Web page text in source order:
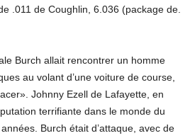
.011 de Coughlin, 6.036 (package de.
Burch allait rencontrer un homme
au volant d’une voiture de course,
Johnny Ezell de Lafayette, en
terrifiante dans le monde du
Burch était d’attaque, avec de